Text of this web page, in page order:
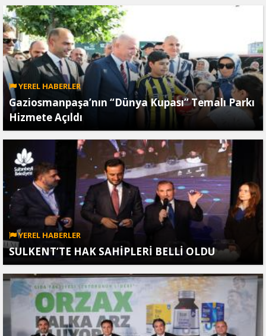
YEREL HABERLER
Gaziosmanpaşa’nın “Dünya Kupası” Temalı Parkı
Hizmete Açıldı
YEREL HABERLER
SULKENT’TE HAK SAHİPLERİ BELLİ OLDU